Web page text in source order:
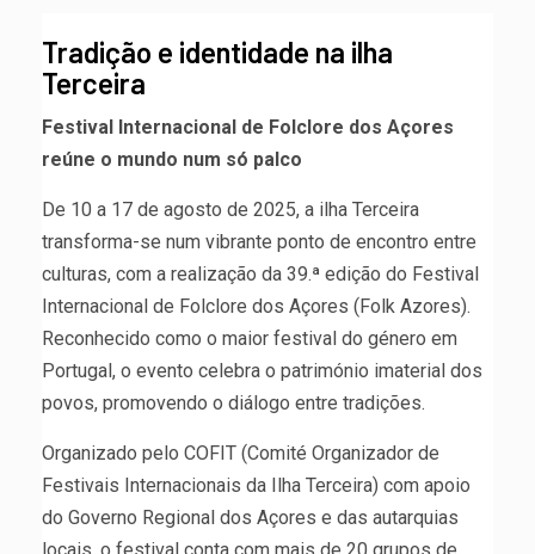
Tradição e identidade na ilha
Terceira
Festival Internacional de Folclore dos Açores
reúne o mundo num só palco
De 10 a 17 de agosto de 2025, a ilha Terceira
transforma-se num vibrante ponto de encontro entre
culturas, com a realização da 39.ª edição do Festival
Internacional de Folclore dos Açores (Folk Azores).
Reconhecido como o maior festival do género em
Portugal, o evento celebra o património imaterial dos
povos, promovendo o diálogo entre tradições.
Organizado pelo COFIT (Comité Organizador de
Festivais Internacionais da Ilha Terceira) com apoio
do Governo Regional dos Açores e das autarquias